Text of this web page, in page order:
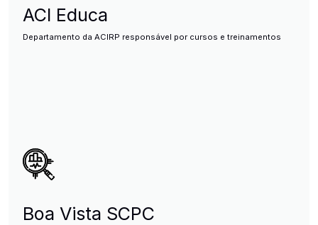
ACI Educa
Departamento da ACIRP responsável por cursos e treinamentos
Boa Vista SCPC